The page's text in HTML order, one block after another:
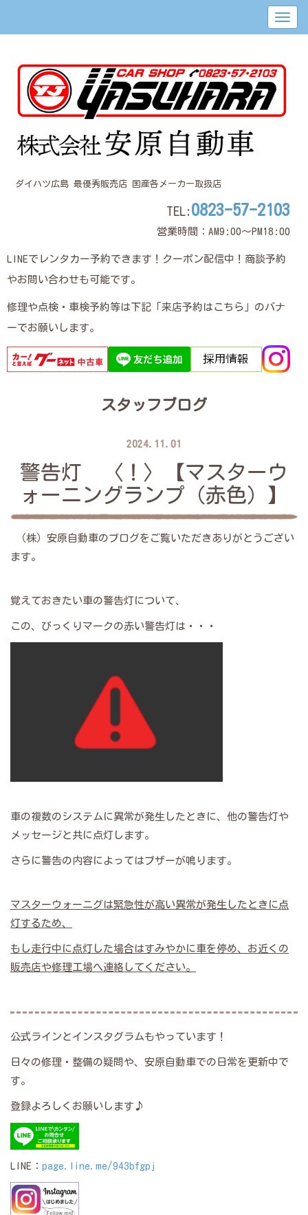
ダイハツ広島 最優秀販売店 国産各メーカー取扱店
TEL: 0823-57-2103
営業時間：AM9:00～PM18:00
LINEでレンタカー予約できます！クーポン配信中！商談予約
やお問い合わせも可能です。
修理や点検・車検予約等は下記「来店予約はこちら」のバナ
ーでお願いします。
スタッフブログ
2024.11.01
警告灯 〈！〉【マスターウ
ォーニングランプ（赤色）】
（株）安原自動車のブログをご覧いただきありがとうござい
ます。
覚えておきたい車の警告灯について、
この、びっくりマークの赤い警告灯は・・・
車の複数のシステムに異常が発生したときに、他の警告灯や
メッセージと共に点灯します。
さらに警告の内容によってはブザーが鳴ります。
マスターウォーニグは緊急性が高い異常が発生したときに点
灯するため、
もし走行中に点灯した場合はすみやかに車を停め、お近くの
販売店や修理工場へ連絡してください。
公式ラインとインスタグラムもやっています！
日々の修理・整備の疑問や、安原自動車での日常を更新中で
す。
登録よろしくお願いします♪
LINE： page.line.me/943bfgpj